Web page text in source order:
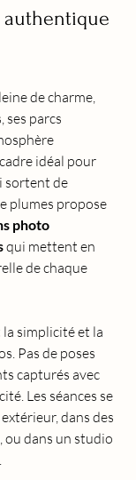
de charme,
ses parcs
idéal pour
sortent de
plumes propose
photo
qui mettent en
de chaque
la simplicité et la
Pas de poses
capturés avec
Les séances se
dans des
ou dans un studio